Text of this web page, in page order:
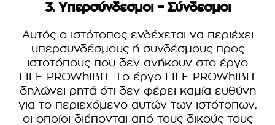
3. Υπερσύνδεσμοι – Σύνδεσμοι
Αυτός ο ιστότοπος ενδέχεται να περιέχει
υπερσυνδέσμους ή συνδέσμους προς
ιστοτόπους που δεν ανήκουν στο έργο
LIFE PROWhIBIT. Το έργο LIFE PROWhIBIT
δηλώνει ρητά ότι δεν φέρει καμία ευθύνη
για το περιεχόμενο αυτών των ιστότοπων,
οι οποίοι διέπονται από τους δικούς τους